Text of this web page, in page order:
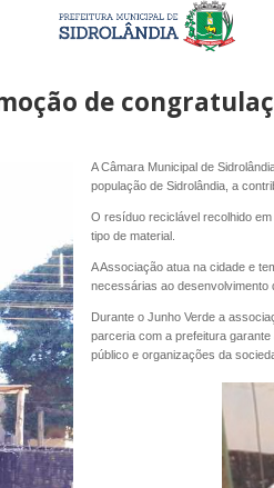
de
A Câmara Municipal de
população de Sidrolândia, a
O resíduo reciclável recolhido
tipo de material.
A Associação atua na cidade e
necessárias ao desenvolvimento
Durante o Junho Verde a
parceria com a prefeitura
público e organizações da